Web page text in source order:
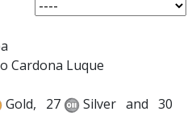
Cardona Luque
Gold, 27
Silver and 30